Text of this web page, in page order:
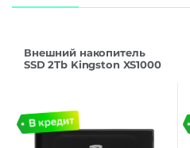
Внешний накопитель
SSD 2Tb Kingston XS1000